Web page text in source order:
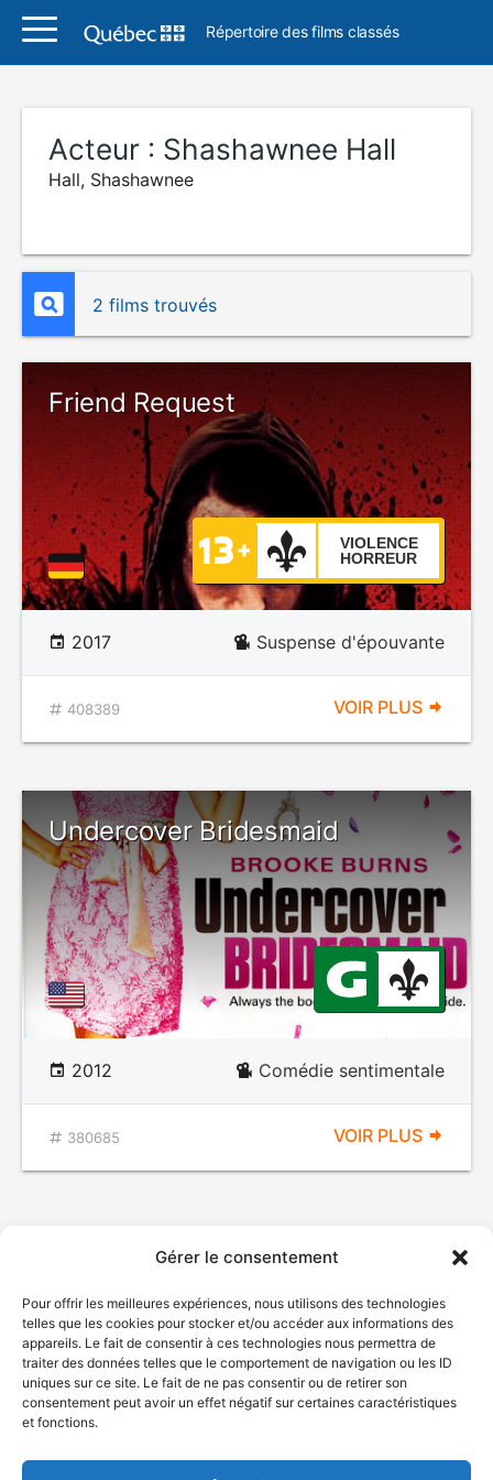
Gérer le consentement
Pour offrir les meilleures expériences, nous utilisons des technologies
telles que les cookies pour stocker et/ou accéder aux informations des
appareils. Le fait de consentir à ces technologies nous permettra de
traiter des données telles que le comportement de navigation ou les ID
uniques sur ce site. Le fait de ne pas consentir ou de retirer son
consentement peut avoir un effet négatif sur certaines caractéristiques
et fonctions.
Répertoire des films classés
Acteur : Shashawnee Hall
Hall, Shashawnee
2 films trouvés
Friend Request
VIOLENCE
HORREUR
2017 Suspense d'épouvante
408389 VOIR PLUS
Undercover Bridesmaid
2012 Comédie sentimentale
380685 VOIR PLUS
© Gouvernement du Québec, 2026
Plan du site